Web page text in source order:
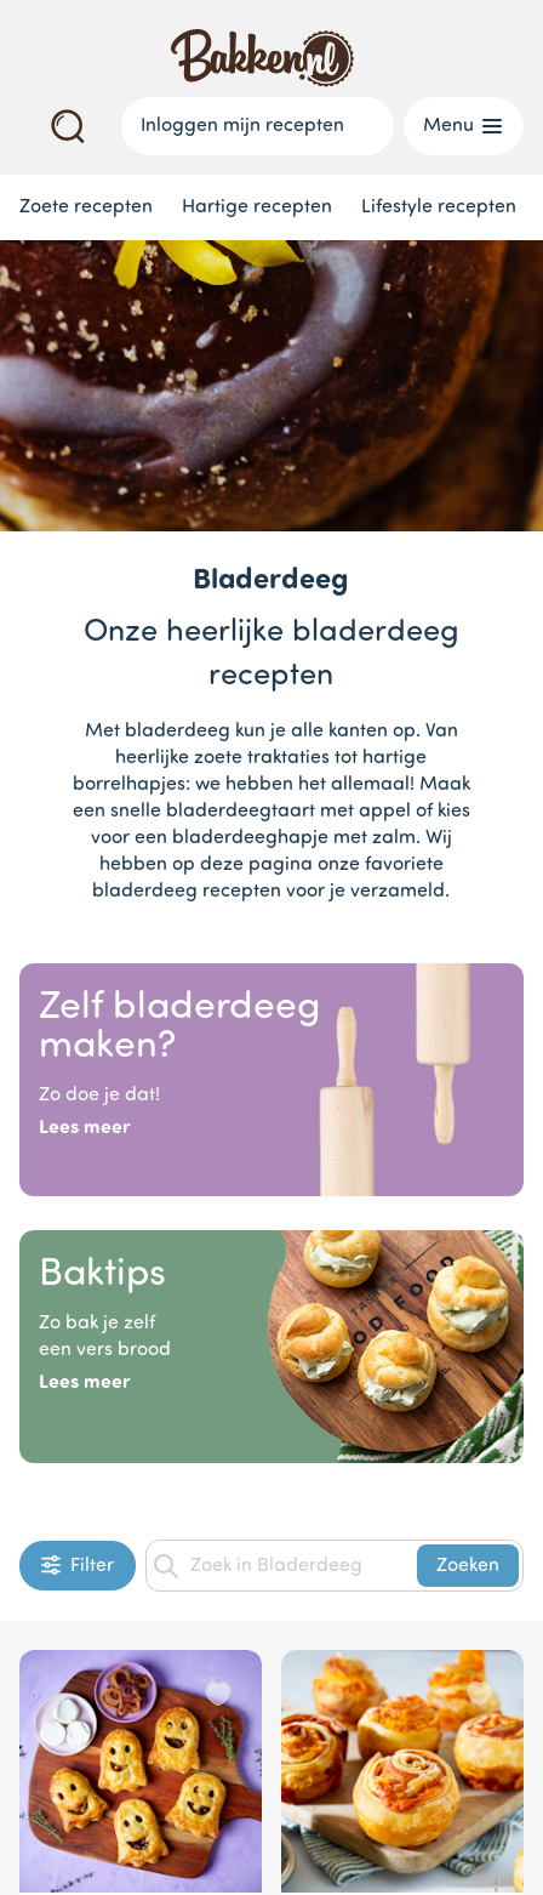
Inloggen mijn recepten Menu
Zoete recepten Hartige recepten Lifestyle recepten
Bladerdeeg
Onze heerlijke bladerdeeg
recepten
Met bladerdeeg kun je alle kanten op. Van
heerlijke zoete traktaties tot hartige
borrelhapjes: we hebben het allemaal! Maak
een snelle bladerdeegtaart met appel of kies
voor een bladerdeeghapje met zalm. Wij
hebben op deze pagina onze favoriete
bladerdeeg recepten voor je verzameld.
Zelf bladerdeeg
maken?
Zo doe je dat!
Lees meer
Baktips
Zo bak je zelf
een vers brood
Lees meer
Filter Zoeken